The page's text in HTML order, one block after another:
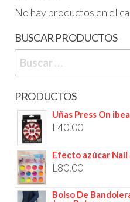
No hay productos en el
BUSCAR PRODUCTOS
PRODUCTOS
Uñas Press On
L 40.00
Efecto azúcar
L 80.00
Bolso De